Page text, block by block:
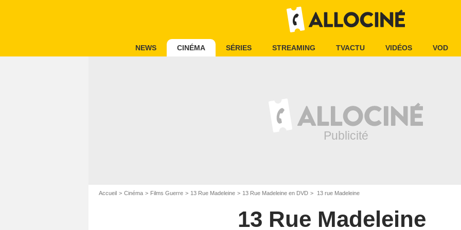
NEWS CINÉMA SÉRIES STREAMING TVACTU VIDÉOS VOD
Accueil Cinéma Films Guerre 13 Rue Madeleine 13 Rue Madeleine en DVD 13 rue Madeleine
13 Rue Madeleine